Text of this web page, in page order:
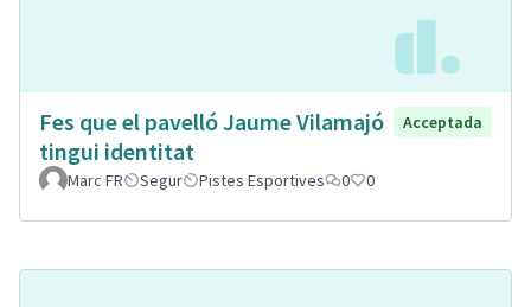
Fes que el pavelló Jaume Vilamajó
tingui identitat
Acceptada
Marc FR Segur Pistes Esportives 0 0